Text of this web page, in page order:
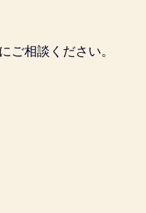
ご相談ください。